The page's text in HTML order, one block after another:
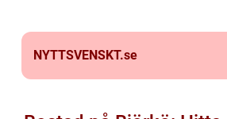
NYTTSVENSKT.se